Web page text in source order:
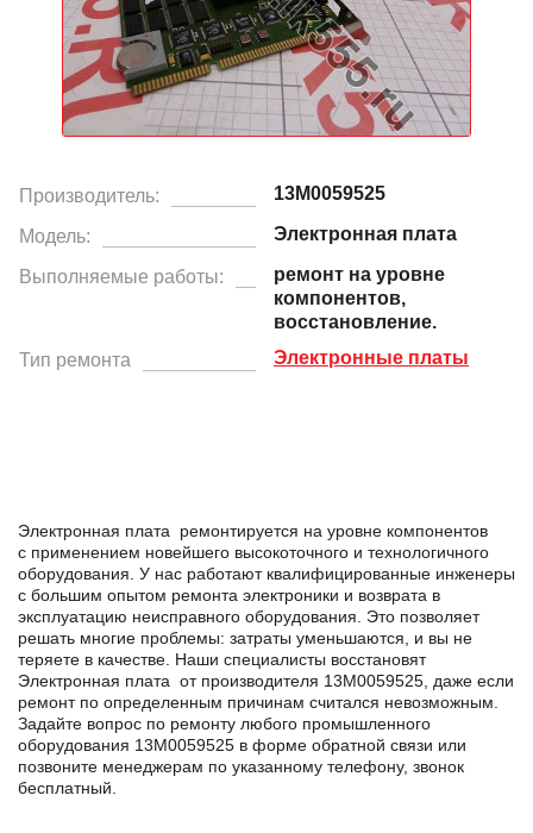
Производитель: 13M0059525
Модель: Электронная плата
Выполняемые работы:
ремонт на уровне
компонентов,
восстановление.
Тип ремонта
Электронные платы
Электронная плата ремонтируется на уровне компонентов
с применением новейшего высокоточного и технологичного
оборудования. У нас работают квалифицированные инженеры
с большим опытом ремонта электроники и возврата в
эксплуатацию неисправного оборудования. Это позволяет
решать многие проблемы: затраты уменьшаются, и вы не
теряете в качестве. Наши специалисты восстановят
Электронная плата от производителя 13M0059525, даже если
ремонт по определенным причинам считался невозможным.
Задайте вопрос по ремонту любого промышленного
оборудования 13M0059525 в формe обратной связи или
позвоните менеджерам по указанному телефону, звонок
бесплатный.